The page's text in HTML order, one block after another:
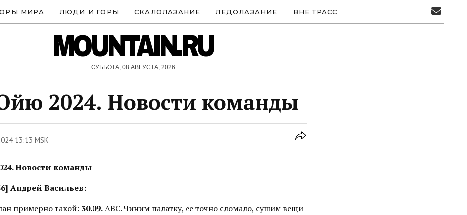
МИРА ЛЮДИ И ГОРЫ СКАЛОЛАЗАНИЕ ЛЕДОЛАЗАНИЕ ВНЕ ТРАСС
MOUNTAIN.RU
СУББОТА, 08 АВГУСТА, 2026
2024. Новости команды
13:13 MSK
Новости команды
Андрей Васильев:
примерно такой: 30.09.АВС. Чиним палатку, ее точно сломало, сушим вещи